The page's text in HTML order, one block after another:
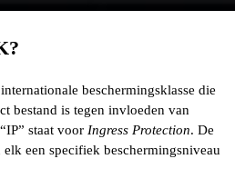
beschermingsklasse die
bestand is tegen invloeden van
staat voor Ingress Protection. De
een specifiek beschermingsniveau